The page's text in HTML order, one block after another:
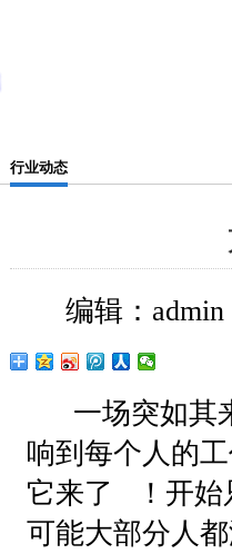
行业动态
编辑：
一场突如其
响到每个人的
它来了
！开
可能大部分人